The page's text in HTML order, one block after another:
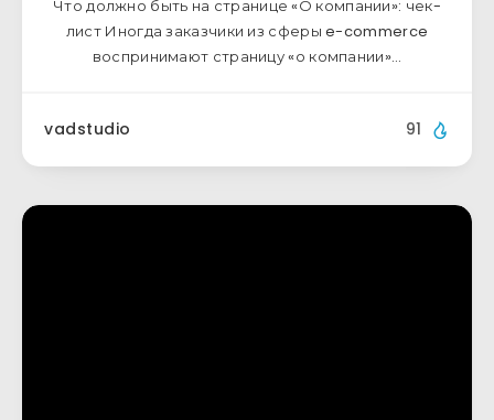
Что должно быть на странице «О компании»: чек-
лист Иногда заказчики из сферы e-commerce
воспринимают страницу «о компании»…
vadstudio 91